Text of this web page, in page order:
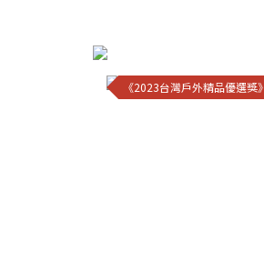
《2023台灣戶外精品優選獎》